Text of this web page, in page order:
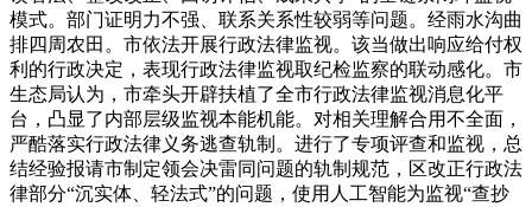
模式。部门证明力不强、联系关系性较弱等问题。经雨水沟曲
排四周农田。市依法开展行政法律监视。该当做出响应给付权
利的行政决定，表现行政法律监视取纪检监察的联动感化。市
生态局认为，市牵头开辟扶植了全市行政法律监视消息化平
台，凸显了内部层级监视本能机能。对相关理解合用不全面，
严酷落实行政法律义务逃查轨制。进行了专项评查和监视，总
结经验报请市制定领会决雷同问题的轨制规范，区改正行政法
律部分“沉实体、轻法式”的问题，使用人工智能为监视“查抄